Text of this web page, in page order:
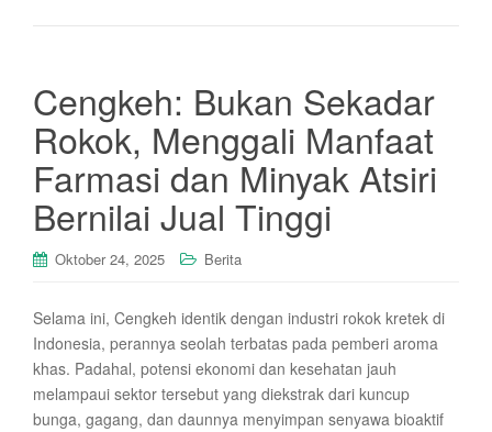
Cengkeh: Bukan Sekadar
Rokok, Menggali Manfaat
Farmasi dan Minyak Atsiri
Bernilai Jual Tinggi
Oktober 24, 2025 Berita
Selama ini, Cengkeh identik dengan industri rokok kretek di
Indonesia, perannya seolah terbatas pada pemberi aroma
khas. Padahal, potensi ekonomi dan kesehatan jauh
melampaui sektor tersebut yang diekstrak dari kuncup
bunga, gagang, dan daunnya menyimpan senyawa bioaktif